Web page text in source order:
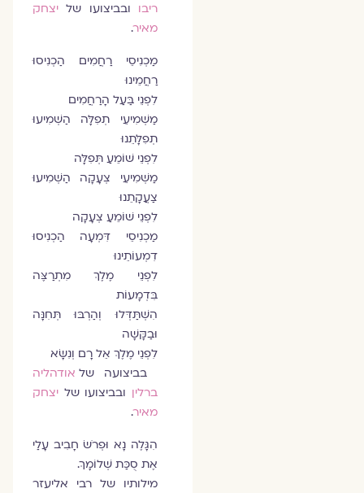
ריבו ובביצועו שליצחק
מאיר.
מַכְנִיסֵי רַחֲמִים הַכְנִיסוּ
רַחֲמֵינוּ
לִפְנֵי בַּעַל הָרַחֲמִים
מַשְׁמִיעֵי תְפִלָּה הַשְׁמִיעוּ
תְפִלָּתֵנוּ
לִפְנֵי שׁוֹמֵעַ תְּפִלָּה
מַשְׁמִיעֵי צְעָקָה הַשְׁמִיעוּ
צַעֲקָתֵנוּ
לִפְנֵי שׁוֹמֵעַ צְעָקָה
מַכְנִיסֵי דִּמְעָה הַכְנִיסוּ
דִמְעוֹתֵינוּ
לִפְנֵי מֶלֶךְ מִתְרַצֶּה
בִּדְמָעוֹת
הִשְׁתַּדְּלוּ וְהַרְבּוּ תְּחִנָּה
וּבַקָּשָׁה
לִפְנֵי מֶלֶךְ אֵל רָם וְנִשָּׂא
בביצועה של אודהליה
ברלין ובביצועו של יצחק
מאיר.
הִגָּלֶה נָא וּפְרֹשׂ חָבִיב עָלַי
אֶת סֻכַּת שְׁלוֹמָךְ.
מילותיו של רבי אליעזר